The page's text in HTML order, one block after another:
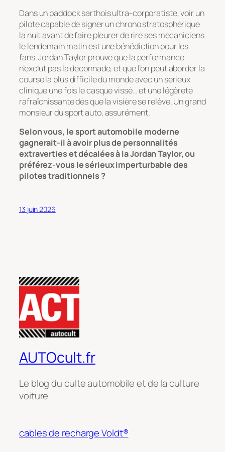
Dans un paddock sarthois ultra-corporatiste, voir un
pilote capable de signer un chrono stratosphérique
la nuit avant de faire pleurer de rire ses mécaniciens
le lendemain matin est une bénédiction pour les
fans. Jordan Taylor prouve que la performance
n’exclut pas la déconnade, et que l’on peut aborder la
course la plus difficile du monde avec un sérieux
clinique une fois le casque vissé… et une légèreté
rafraîchissante dès que la visière se relève. Un grand
monsieur du sport auto, assurément.
Selon vous, le sport automobile moderne
gagnerait-il à avoir plus de personnalités
extraverties et décalées à la Jordan Taylor, ou
préférez-vous le sérieux imperturbable des
pilotes traditionnels ?
13 juin 2026
AUTOcult.fr
Le blog du culte automobile et de la culture
voiture
cables de recharge Voldt®